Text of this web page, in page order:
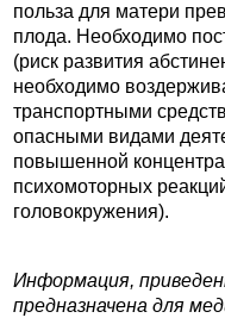
польза для матери
плода. Необходимо
(риск развития
необходимо
транспортными
опасными видами
повышенной
психомоторных
головокружения).
Информация,
предназначена для